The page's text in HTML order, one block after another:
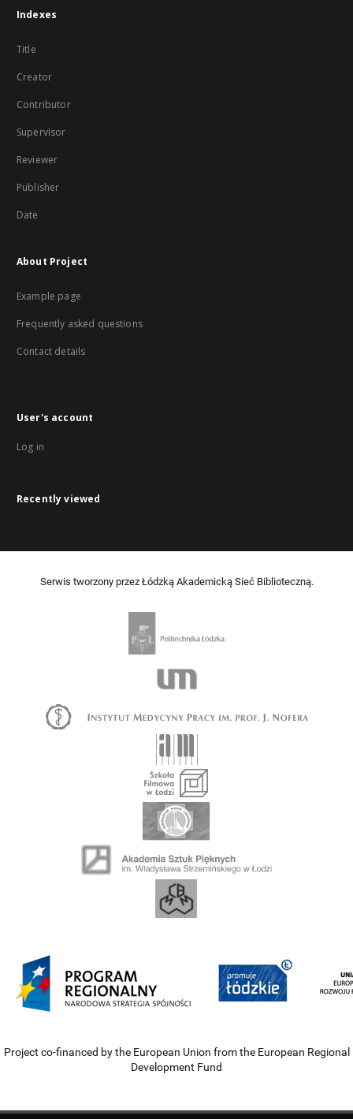
Indexes
Title
Creator
Contributor
Supervisor
Reviewer
Publisher
Date
About Project
Example page
Frequently asked questions
Contact details
User's account
Log in
Recently viewed
Serwis tworzony przez Łódzką Akademicką Sieć Biblioteczną.
Project co-financed by the European Union from the European Regional
Development Fund